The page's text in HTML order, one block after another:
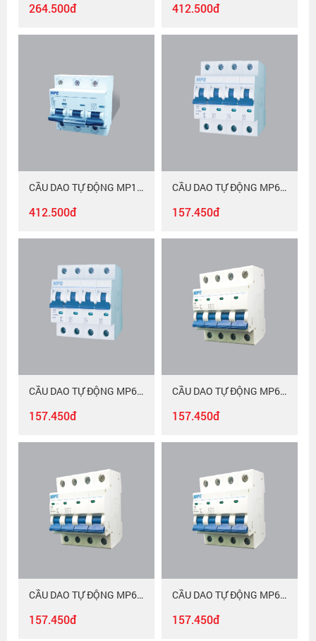
264.500đ 412.500đ
CẦU DAO TỰ ĐỘNG MP10-C3100
412.500đ
CẦU DAO TỰ ĐỘNG MP6-C410
157.450đ
CẦU DAO TỰ ĐỘNG MP6-C416
157.450đ
CẦU DAO TỰ ĐỘNG MP6-C420
157.450đ
CẦU DAO TỰ ĐỘNG MP6-C425
157.450đ
CẦU DAO TỰ ĐỘNG MP6-C432
157.450đ